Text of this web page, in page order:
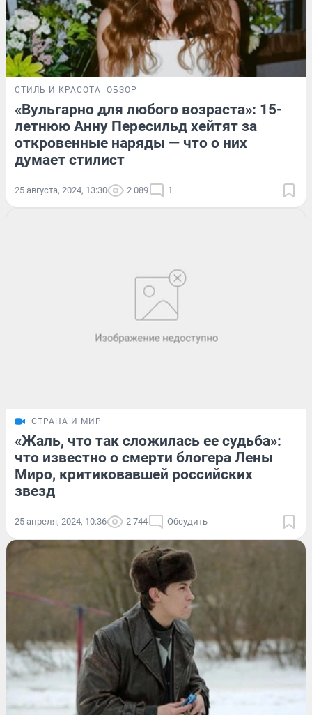
СТИЛЬ И КРАСОТА ОБЗОР
«Вульгарно для любого возраста»: 15-
летнюю Анну Пересильд хейтят за
откровенные наряды — что о них
думает стилист
25 августа, 2024, 13:30 2 089 1
СТРАНА И МИР
«Жаль, что так сложилась ее судьба»:
что известно о смерти блогера Лены
Миро, критиковавшей российских
звезд
25 апреля, 2024, 10:36 2 744 Обсудить